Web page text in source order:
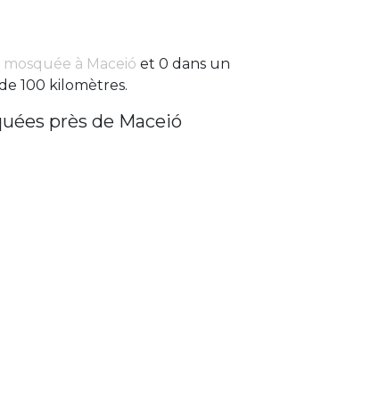
mosquée à Maceió et 0 dans un
100 kilomètres.
près de Maceió